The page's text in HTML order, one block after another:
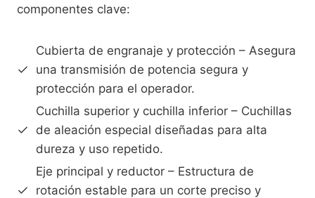
componentes clave:
Cubierta de engranaje y protección – Asegura
una transmisión de potencia segura y
protección para el operador.
Cuchilla superior y cuchilla inferior – Cuchillas
de aleación especial diseñadas para alta
dureza y uso repetido.
Eje principal y reductor – Estructura de
rotación estable para un corte preciso y